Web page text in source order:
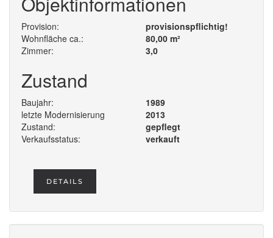
Provision:
provisionspflichtig!
Wohnfläche ca.:
80,00 m²
Zimmer:
3,0
Zustand
Baujahr:
1989
letzte Modernisierung
2013
Zustand:
gepflegt
Verkaufsstatus:
verkauft
DETAILS